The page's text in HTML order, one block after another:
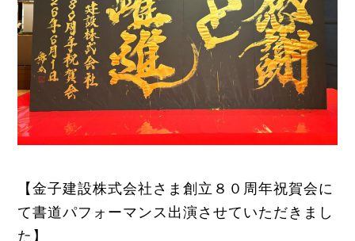
【金子建設株式会社さま創立８０周年祝賀会に
て書道パフォーマンス出演させていただきまし
た】